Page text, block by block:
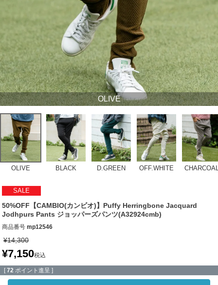
OLIVE
OLIVE BLACK D.GREEN OFF.WHITE
SALE
50%OFF【CAMBIO(カンビオ)】Puffy Herringbone Jacquard
Jodhpurs Pants ジョッパーズパンツ(A32924cmb)
商品番号 mp12546
¥14,300
¥7,150税込
[ 72 ポイント進呈 ]